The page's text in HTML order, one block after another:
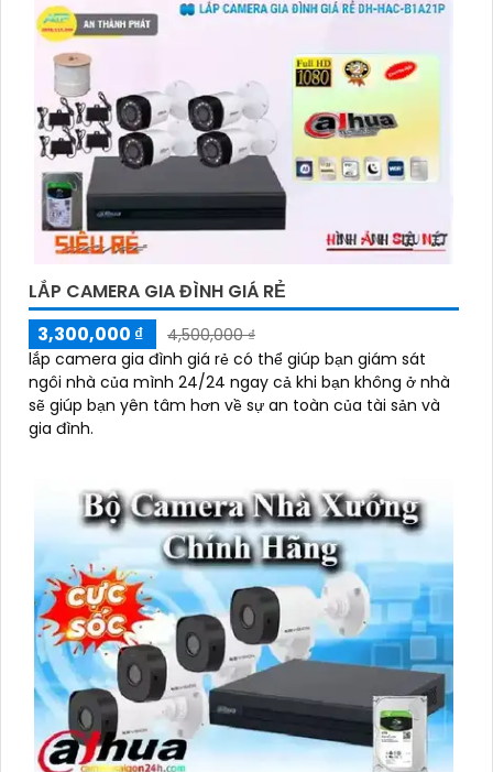
Analog 1.3MP, có khả năng quan sát trong điều kiện
thiếu sáng, chất lượng hình ảnh tốt, dễ sử dụng và
lắp đặt.
Nhớ kiểm tra các yêu cầu kỹ thuật và tính năng mà
bạn cần trước khi lựa chọn camera phù hợp với nhu
cầu sử dụng của mình nhé. Nếu cần thêm thông tin
chi tiết hoặc hỗ trợ về sản phẩm, bạn có thể truy
cập trang web của nhà sản xuất hoặc liên hệ với các
đơn vị phân phối để được tư vấn cụ thể hơn. Chúc
bạn tìm được sản phẩm ưng ý!
LẮP CAMERA GIA ĐÌNH GIÁ RẺ
3,300,000 ₫
4,500,000 ₫
lắp camera gia đình giá rẻ có thể giúp bạn giám sát
ngôi nhà của mình 24/24 ngay cả khi bạn không ở nhà
sẽ giúp bạn yên tâm hơn về sự an toàn của tài sản và
gia đình.